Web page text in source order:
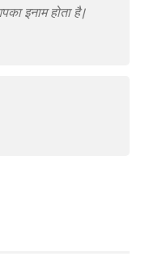
इनाम होता है।